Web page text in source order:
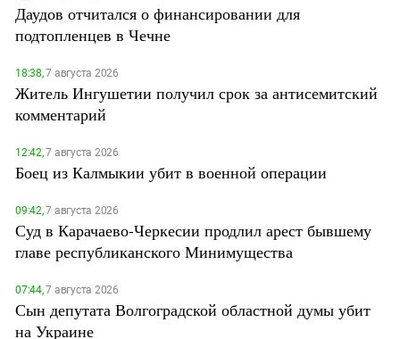
Даудов отчитался о финансировании для
подтопленцев в Чечне
18:38,7 августа 2026
Житель Ингушетии получил срок за антисемитский
комментарий
12:42,7 августа 2026
Боец из Калмыкии убит в военной операции
09:42,7 августа 2026
Суд в Карачаево-Черкесии продлил арест бывшему
главе республиканского Минимущества
07:44,7 августа 2026
Сын депутата Волгоградской областной думы убит
на Украине